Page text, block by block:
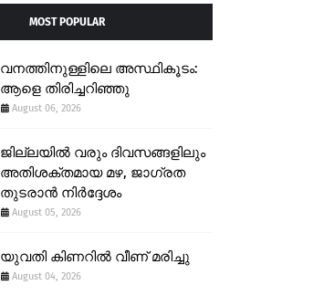
MOST POPULAR
വനത്തിനുള്ളിലെ അസ്ഥികൂടം:
ആളെ തിരിച്ചറിഞ്ഞു
August 06, 2026
ജില്ലയിൽ വരും ദിവസങ്ങളിലും
അതിശക്തമായ മഴ, ജാഗ്രത
തുടരാൻ നിർദ്ദേശം
August 05, 2026
യുവതി കിണറിൽ വീണ് മരിച്ചു
August 04, 2026